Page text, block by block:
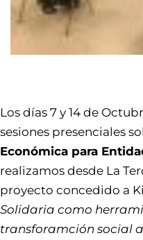
Los días 7 y 14 de
sesiones presenciales
Económica para
realizamos desde La
proyecto concedido a
Solidaria como
transforamción social